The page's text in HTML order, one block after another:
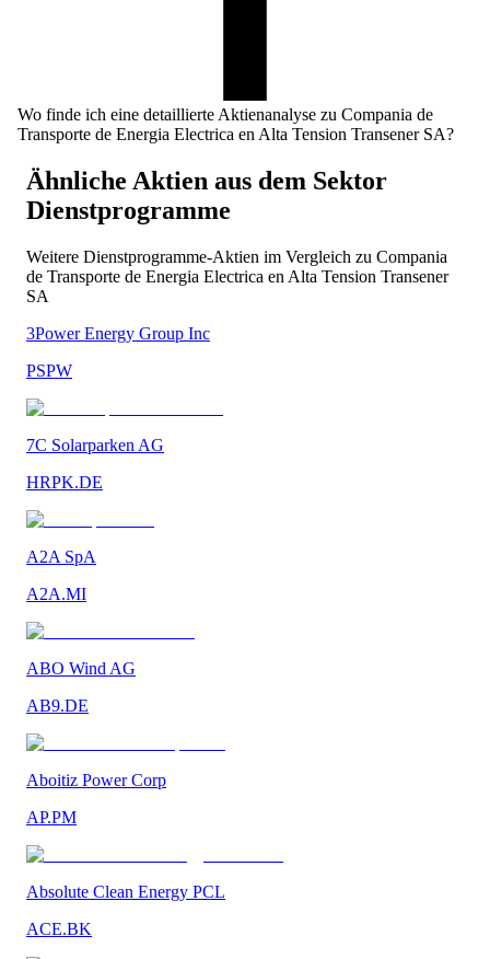
Wo finde ich eine detaillierte Aktienanalyse zu Compania de
Transporte de Energia Electrica en Alta Tension Transener SA?
Ähnliche Aktien aus dem Sektor
Dienstprogramme
Weitere Dienstprogramme-Aktien im Vergleich zu Compania
de Transporte de Energia Electrica en Alta Tension Transener
SA
3Power Energy Group Inc
PSPW
7C Solarparken AG
HRPK.DE
A2A SpA
A2A.MI
ABO Wind AG
AB9.DE
Aboitiz Power Corp
AP.PM
Absolute Clean Energy PCL
ACE.BK